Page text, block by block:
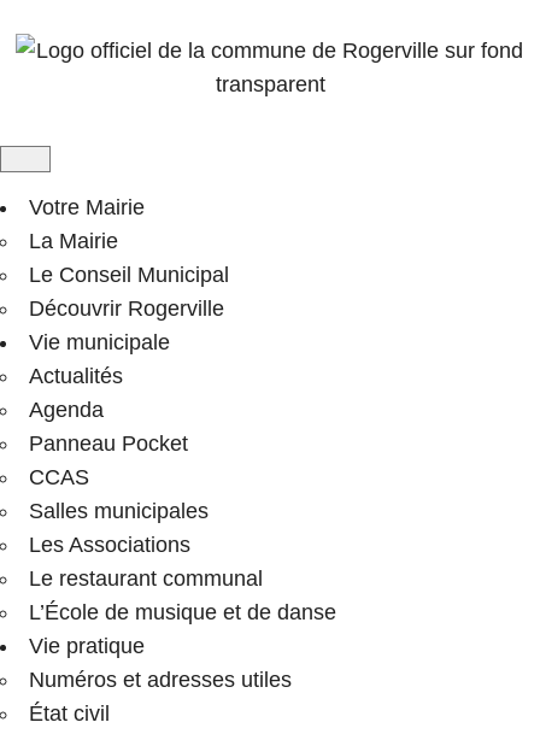
Votre Mairie
La Mairie
Le Conseil Municipal
Découvrir Rogerville
Vie municipale
Actualités
Agenda
Panneau Pocket
CCAS
Salles municipales
Les Associations
Le restaurant communal
L’École de musique et de danse
Vie pratique
Numéros et adresses utiles
État civil